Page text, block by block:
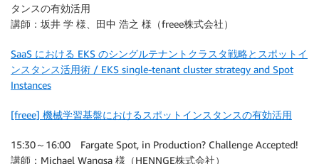
タンスの有効活用
講師：坂井 学 様、田中 浩之 様（freee株式会社）
SaaS における EKS のシングルテナントクラスタ戦略とスポットイ
ンスタンス活用術 / EKS single-tenant cluster strategy and Spot
Instances
[freee] 機械学習基盤におけるスポットインスタンスの有効活用
15:30～16:00 Fargate Spot, in Production? Challenge Accepted!
講師：Michael Wangsa 様（HENNGE株式会社）